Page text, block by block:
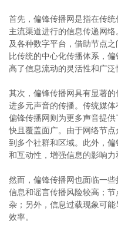
首先，偏锋传播网是指在传
主流渠道进行的信息传递网
及各种数字平台，借助节点
比传统的中心化传播体系，
高了信息流动的灵活性和广泛
其次，偏锋传播网具有显著
进多元声音的传播。传统媒
偏锋传播网则为更多声音提
快且覆盖面广。由于网络节
到多个社群和区域。此外，
和互动性，增强信息的影响力
然而，偏锋传播网也面临一
信息和谣言传播风险较高；
杂；另外，信息过载现象可
效率。